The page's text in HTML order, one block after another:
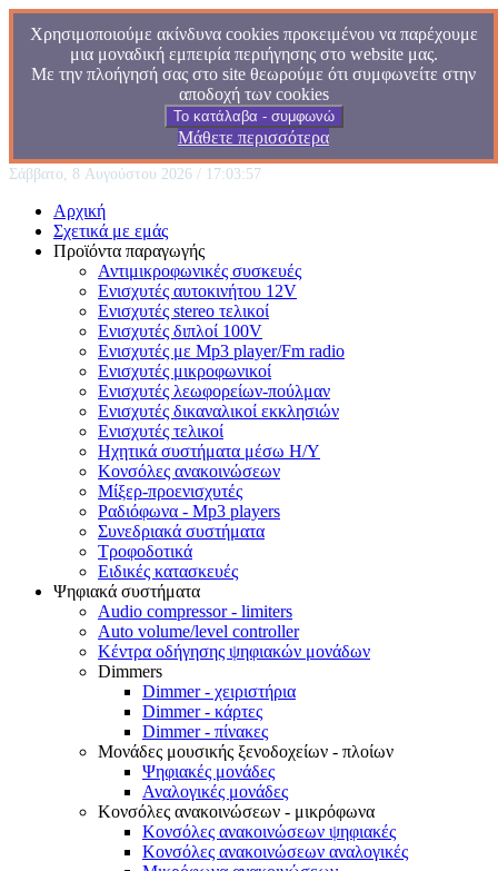
Χρησιμοποιούμε ακίνδυνα cookies προκειμένου να παρέχουμε
μια μοναδική εμπειρία περιήγησης στο website μας.
Με την πλοήγησή σας στο site θεωρούμε ότι συμφωνείτε στην
αποδοχή των cookies
Το κατάλαβα - συμφωνώ
Μάθετε περισσότερα
Σάββατο, 8 Αυγούστου 2026 / 17:03:57
Αρχική
Σχετικά με εμάς
Προϊόντα παραγωγής
Αντιμικροφωνικές συσκευές
Ενισχυτές αυτοκινήτου 12V
Ενισχυτές stereo τελικοί
Ενισχυτές διπλοί 100V
Ενισχυτές με Mp3 player/Fm radio
Ενισχυτές μικροφωνικοί
Ενισχυτές λεωφορείων-πούλμαν
Ενισχυτές δικαναλικοί εκκλησιών
Ενισχυτές τελικοί
Ηχητικά συστήματα μέσω Η/Υ
Κονσόλες ανακοινώσεων
Μίξερ-προενισχυτές
Ραδιόφωνα - Mp3 players
Συνεδριακά συστήματα
Τροφοδοτικά
Ειδικές κατασκευές
Ψηφιακά συστήματα
Audio compressor - limiters
Auto volume/level controller
Κέντρα οδήγησης ψηφιακών μονάδων
Dimmers
Dimmer - χειριστήρια
Dimmer - κάρτες
Dimmer - πίνακες
Μονάδες μουσικής ξενοδοχείων - πλοίων
Ψηφιακές μονάδες
Αναλογικές μονάδες
Κονσόλες ανακοινώσεων - μικρόφωνα
Κονσόλες ανακοινώσεων ψηφιακές
Κονσόλες ανακοινώσεων αναλογικές